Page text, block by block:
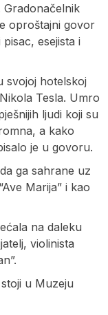
Gradonačelnik
oproštajni govor
esejista i
svojoj hotelskoj
Tesla. Umro
ljudi koji su
a kako
je u govoru.
ga sahrane uz
Marija” i kao
na daleku
violinista
u Muzeju